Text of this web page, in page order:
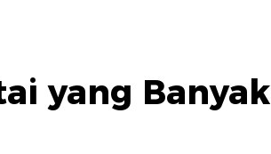
yang Banyak